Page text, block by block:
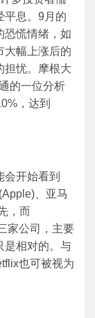
平息。9月的
恐慌情绪，如
大幅上涨后的
担忧。摩根大
的一位分析
，达到
开始看到
、亚马
，而
家公司，主要
是相对的。与
也可被视为